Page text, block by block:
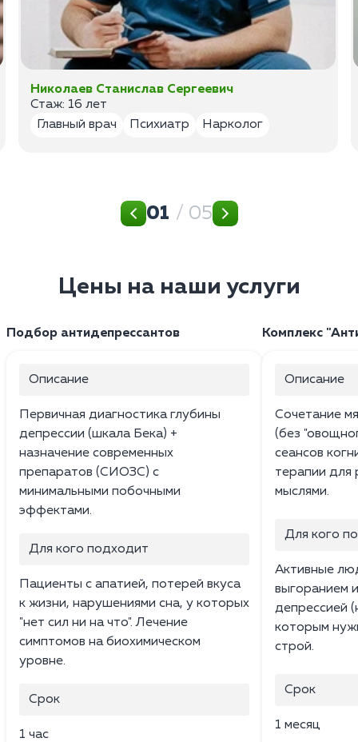
Николаев Станислав Сергеевич
Стаж: 16 лет
Главный врач
Психиатр Нарколог
01 / 05
Цены на наши услуги
Подбор антидепрессантов
Описание
Первичная диагностика глубины
депрессии (шкала Бека) +
назначение современных
препаратов (СИОЗС) с
минимальными побочными
эффектами.
Для кого подходит
Пациенты с апатией, потерей вкуса
к жизни, нарушениями сна, у которых
"нет сил ни на что". Лечение
симптомов на биохимическом
уровне.
Срок
1 час
Комплекс
Описание
Сочетание
(без
сеансов
терапии для
мыслями.
Для кого
Активные
выгоранием
депрессией
которым
строй.
Срок
1 месяц